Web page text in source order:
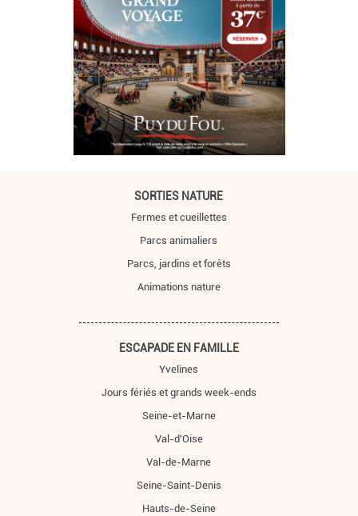
SORTIES NATURE
Fermes et cueillettes
Parcs animaliers
Parcs, jardins et forêts
Animations nature
ESCAPADE EN FAMILLE
Yvelines
Jours fériés et grands week-ends
Seine-et-Marne
Val-d'Oise
Val-de-Marne
Seine-Saint-Denis
Hauts-de-Seine